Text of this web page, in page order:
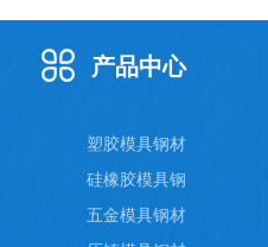
产品中心
塑胶模具钢材
硅橡胶模具钢
五金模具钢材